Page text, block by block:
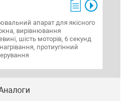
апарат для якісного
вирівнювання
шість моторів, 6 секунд
протиугінний